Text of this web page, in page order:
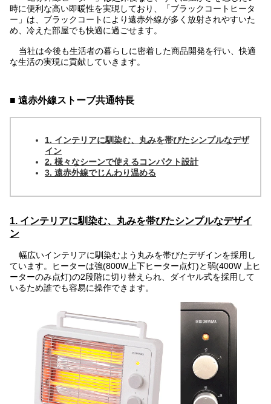
時に便利な高い即暖性を実現しており、「ブラックコートヒータ
ー」は、ブラックコートにより遠赤外線が多く放射されやすいた
め、冷えた部屋でも快適に過ごせます。
当社は今後も生活者の暮らしに密着した商品開発を行い、快適
な生活の実現に貢献していきます。
■ 遠赤外線ストーブ共通特長
1. インテリアに馴染む、丸みを帯びたシンプルなデザ
イン
2. 様々なシーンで使えるコンパクト設計
3. 遠赤外線でじんわり温める
1. インテリアに馴染む、丸みを帯びたシンプルなデザイ
ン
幅広いインテリアに馴染むよう丸みを帯びたデザインを採用し
ています。ヒーターは強(800W上下ヒーター点灯)と弱(400W 上ヒ
ーターのみ点灯)の2段階に切り替えられ、ダイヤル式を採用して
いるため誰でも容易に操作できます。